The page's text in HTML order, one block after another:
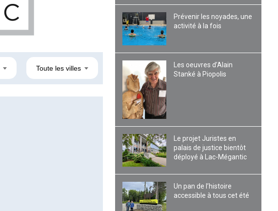
Toute les villes
Prévenir les noyades, une
activité à la fois
Les oeuvres d’Alain
Stanké à Piopolis
Le projet Juristes en
palais de justice bientôt
déployé à Lac-Mégantic
Un pan de l’histoire
accessible à tous cet été